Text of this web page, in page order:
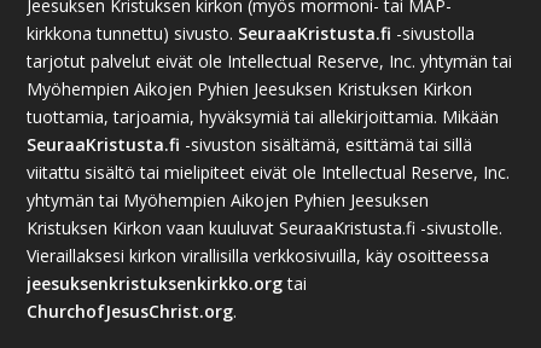
Jeesuksen Kristuksen kirkon (myös mormoni- tai MAP-
kirkkona tunnettu) sivusto. SeuraaKristusta.fi -sivustolla
tarjotut palvelut eivät ole Intellectual Reserve, Inc. yhtymän tai
Myöhempien Aikojen Pyhien Jeesuksen Kristuksen Kirkon
tuottamia, tarjoamia, hyväksymiä tai allekirjoittamia. Mikään
SeuraaKristusta.fi -sivuston sisältämä, esittämä tai sillä
viitattu sisältö tai mielipiteet eivät ole Intellectual Reserve, Inc.
yhtymän tai Myöhempien Aikojen Pyhien Jeesuksen
Kristuksen Kirkon vaan kuuluvat SeuraaKristusta.fi -sivustolle.
Vieraillaksesi kirkon virallisilla verkkosivuilla, käy osoitteessa
jeesuksenkristuksenkirkko.orgtai
ChurchofJesusChrist.org.